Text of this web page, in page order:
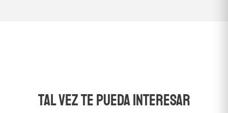
TAL VEZ TE PUEDA INTERESAR